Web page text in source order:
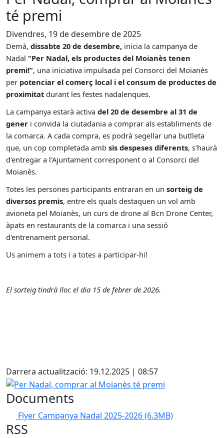
té premi
Divendres, 19 de desembre de 2025
Demà, dissabte 20 de desembre, inicia la campanya de
Nadal “Per Nadal, els productes del Moianès tenen
premi!”, una iniciativa impulsada pel Consorci del Moianès
per potenciar el comerç local i el consum de productes de
proximitat durant les festes nadalenques.
La campanya estarà activa del 20 de desembre al 31 de
gener i convida la ciutadania a comprar als establiments de
la comarca. A cada compra, es podrà segellar una butlleta
que, un cop completada amb sis despeses diferents, s'haurà
d'entregar a l'Ajuntament corresponent o al Consorci del
Moianès.
Totes les persones participants entraran en un sorteig de
diversos premis, entre els quals destaquen un vol amb
avioneta pel Moianès, un curs de drone al Bcn Drone Center,
àpats en restaurants de la comarca i una sessió
d'entrenament personal.
Us animem a tots i a totes a participar-hi!
El sorteig tindrà lloc el dia 15 de febrer de 2026.
Darrera actualització: 19.12.2025 | 08:57
Per Nadal, comprar al Moianès té premi
Documents
Flyer Campanya Nadal 2025-2026(6.3MB)
RSS